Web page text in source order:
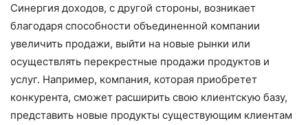
Синергия доходов, с другой стороны, возникает
благодаря способности объединенной компании
увеличить продажи, выйти на новые рынки или
осуществлять перекрестные продажи продуктов и
услуг. Например, компания, которая приобретет
конкурента, сможет расширить свою клиентскую базу,
представить новые продукты существующим клиентам